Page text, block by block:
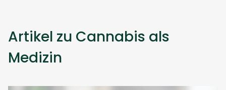
Artikel zu Cannabis als
Medizin